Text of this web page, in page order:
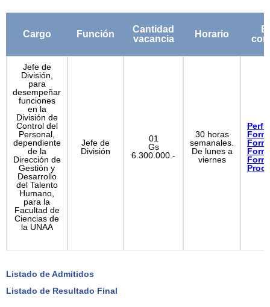
Cargo Función
Cantidad
vacancia
Horario
Jefe de
División,
para
desempeñar
funciones
en la
División de
Control del
Personal,
dependiente
de la
Dirección de
Gestión y
Desarrollo
del Talento
Humano,
para la
Facultad de
Ciencias de
la UNAA
Jefe de
División
01
Gs
6.300.000.-
30 horas
semanales.
De lunes a
viernes
Perfil
Listado de Admitidos
Listado de Resultado Final